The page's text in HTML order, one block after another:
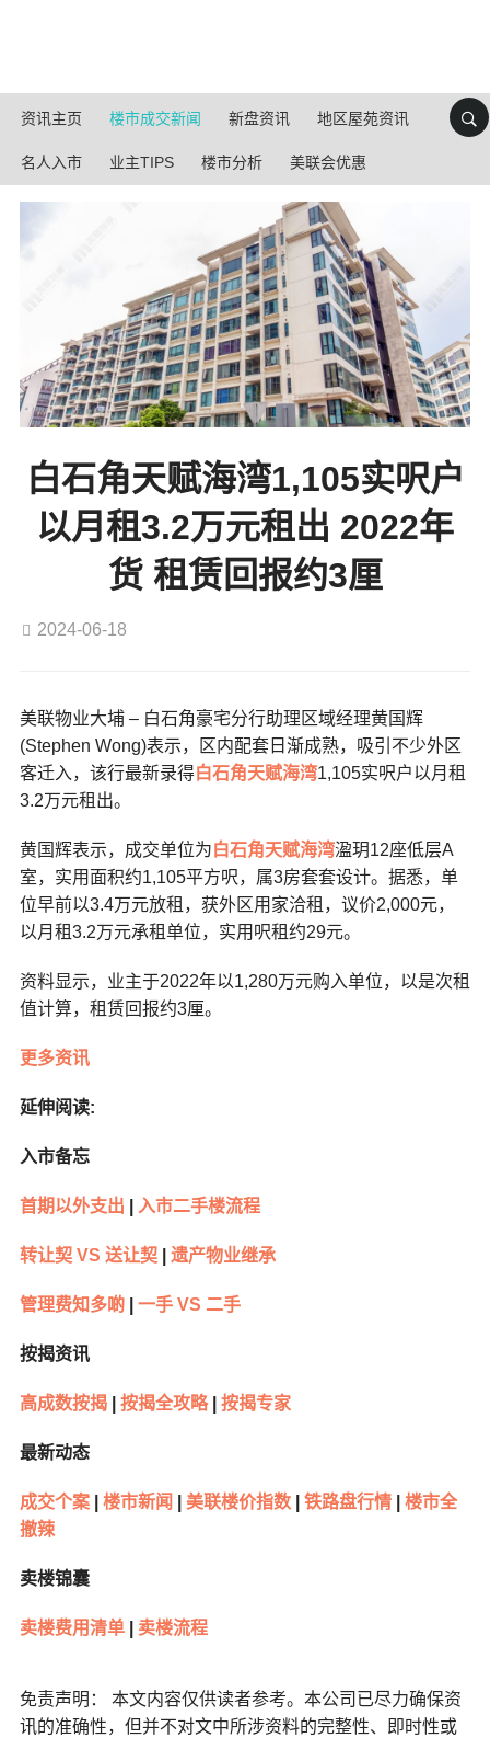
资讯主页 楼市成交新闻 新盘资讯 地区屋苑资讯
名人入市 业主TIPS 楼市分析 美联会优惠
白石角天赋海湾1,105实呎户
以月租3.2万元租出 2022年
货 租赁回报约3厘
2024-06-18
美联物业大埔 – 白石角豪宅分行助理区域经理黄国辉
(Stephen Wong)表示，区内配套日渐成熟，吸引不少外区
客迁入，该行最新录得白石角天赋海湾1,105实呎户以月租
3.2万元租出。
黄国辉表示，成交单位为白石角天赋海湾溋玥12座低层A
室，实用面积约1,105平方呎，属3房套套设计。据悉，单
位早前以3.4万元放租，获外区用家洽租，议价2,000元，
以月租3.2万元承租单位，实用呎租约29元。
资料显示，业主于2022年以1,280万元购入单位，以是次租
值计算，租赁回报约3厘。
更多资讯
延伸阅读:
入市备忘
首期以外支出 入市二手楼流程
转让契 VS 送让契| 遗产物业继承
管理费知多啲| 一手 VS 二手
按揭资讯
高成数按揭| 按揭全攻略| 按揭专家
最新动态
成交个案| 楼市新闻 美联楼价指数| 铁路盘行情|
楼市全
撤辣
卖楼锦囊
卖楼费用清单| 卖楼流程
免责声明： 本文内容仅供读者参考。本公司已尽力确保资
讯的准确性，但并不对文中所涉资料的完整性、即时性或